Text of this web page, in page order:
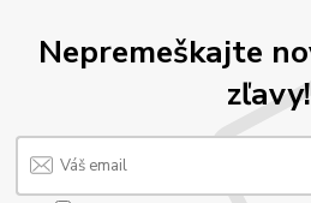
Nepremeškajte
zľavy!